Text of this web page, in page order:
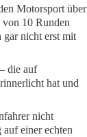
Motorsport über
von 10 Runden
gar nicht erst mit
die auf
hat und
nicht
einer echten